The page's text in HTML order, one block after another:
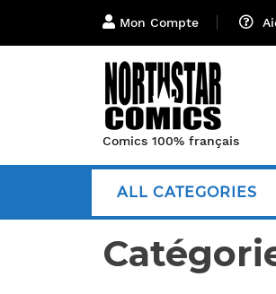
Mon Compte
Comics 100% français
ALL CATEGORIES